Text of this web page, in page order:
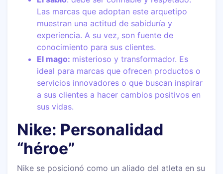
Las marcas que adoptan este arquetipo
muestran una actitud de sabiduría y
experiencia. A su vez, son fuente de
conocimiento para sus clientes.
El mago: misterioso y transformador. Es
ideal para marcas que ofrecen productos o
servicios innovadores o que buscan inspirar
a sus clientes a hacer cambios positivos en
sus vidas.
Nike: Personalidad
“héroe”
Nike se posicionó como un aliado del atleta en su